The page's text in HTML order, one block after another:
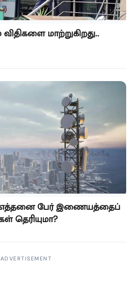
விதிகளை மாற்றுகிறது..
எத்தனை பேர் இணையத்தைப்
தெரியுமா?
ADVERTISEMENT